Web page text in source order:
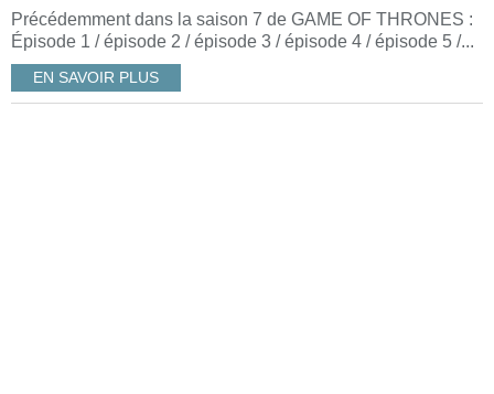
Précédemment dans la saison 7 de GAME OF THRONES :
Épisode 1 / épisode 2 / épisode 3 / épisode 4 / épisode 5 /...
EN SAVOIR PLUS